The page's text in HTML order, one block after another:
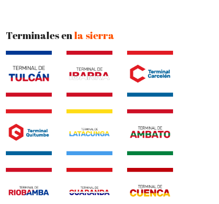
Terminales enla sierra